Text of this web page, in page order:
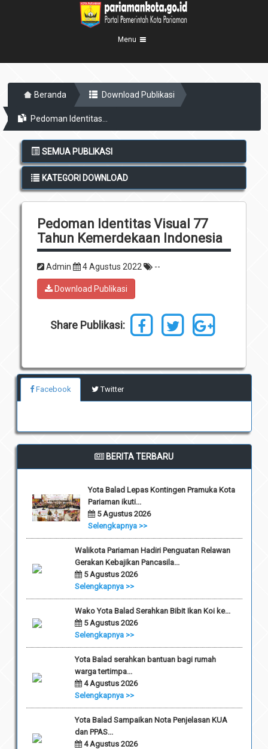
Menu
Profil Kota 5
Sejarah
Demografis
Pemerintahan
Legislatif
Perangkat Daerah
Sekretariat Daerah
Kecamatan
Desa
Kelurahan
Unit Pelaksana Teknis (UPT)
Berita Kota
Transparansi
Informasi
Layanan
Agenda
Pengumuman
Infografis
Penghargaan
Beranda Download Publikasi
Pedoman Identitas...
SEMUA PUBLIKASI
KATEGORI DOWNLOAD
Pedoman Identitas Visual 77
Tahun Kemerdekaan Indonesia
Admin 4 Agustus 2022 --
Download Publikasi
Share Publikasi:
Facebook Twitter
BERITA TERBARU
Yota Balad Lepas Kontingen Pramuka Kota
Pariaman ikuti...
5 Agustus 2026
Selengkapnya >>
Walikota Pariaman Hadiri Penguatan Relawan
Gerakan Kebajikan Pancasila...
5 Agustus 2026
Selengkapnya >>
Wako Yota Balad Serahkan Bibit Ikan Koi ke...
5 Agustus 2026
Selengkapnya >>
Yota Balad serahkan bantuan bagi rumah
warga tertimpa...
4 Agustus 2026
Selengkapnya >>
Yota Balad Sampaikan Nota Penjelasan KUA
dan PPAS...
4 Agustus 2026